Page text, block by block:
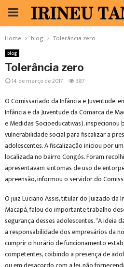
PRIMARY
MENU
Home blog Tolerância zero
blog
Tolerância zero
14 de março de 2017 387
O Comissariado da Infância e Juventude,
Infância e da Juventude da Comarca de
e Medidas Socioeducativas), inspecionou
vulnerabilidade social para fiscalizar a
adolescentes. A fiscalização iniciou por
localizada no bairro Congós. Foram
apresentavam sintomas de uso de
apreensão, informou o servidor do
O juiz Luciano Assis, titular do Juizado da
Macapá, falou do importante trabalho
segurança desses adolescentes. “A ideia
a responsabilidade dos empresários da
cumprir o horário de funcionamento
competentes, coibindo a presença de